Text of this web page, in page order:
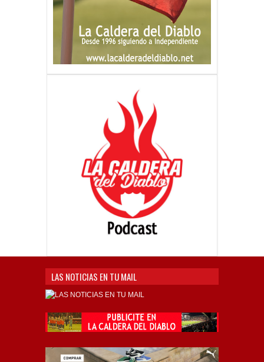
LAS NOTICIAS EN TU MAIL